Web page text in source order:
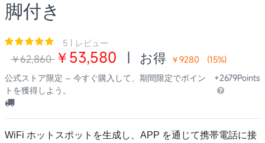
脚付き
5 | レビュー
￥62,860 ￥53,580 | お得 ￥9280 (15%)
公式ストア限定 – 今すぐ購入して、期間限定でポイン
トを獲得しよう。
+2679Points
WiFi ホットスポットを生成し、APP を通じて携帯電話に接